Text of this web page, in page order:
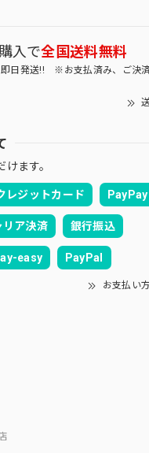
入で全国送料無料
即日発送!! ※お支払済み、ご決
ます。
レジットカード PayPay
リア決済 銀行振込
easy PayPal
お支払い